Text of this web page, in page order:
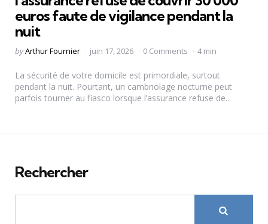
euros faute de vigilance pendant la
nuit
Posted
byArthur Fournier juin 17, 2026 0 Comments 4 min
La sécurité de votre domicile est primordiale, surtout
pendant la nuit. Pourtant, un cambriolage nocturne peut
parfois tourner au fiasco lorsque l’assurance refuse de...
Rechercher